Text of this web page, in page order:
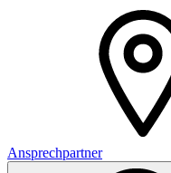
Ansprechpartner